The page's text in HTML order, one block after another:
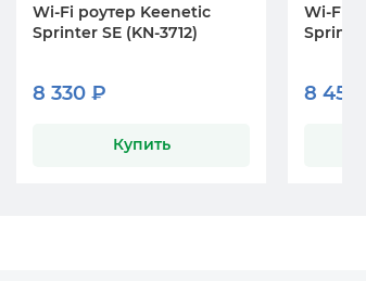
Wi-Fi роутер Keenetic
Sprinter SE (KN-3712)
8 330 ₽
Купить
Wi-Fi
Sprinter
8